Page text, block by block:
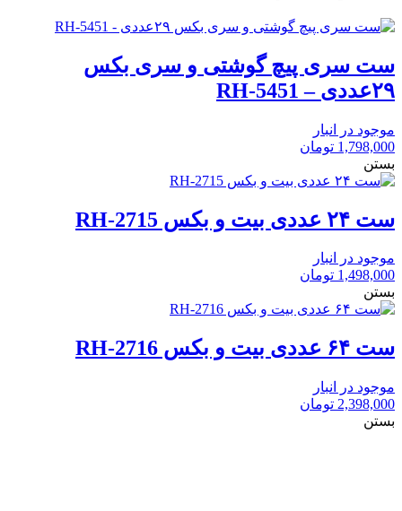
ست سری پیچ گوشتی و سری بکس
۲۹عددی – RH-5451
موجود در انبار
1,798,000 تومان
بستن
ست ۲۴ عددی بیت و بکس RH-2715
موجود در انبار
1,498,000 تومان
بستن
ست ۶۴ عددی بیت و بکس RH-2716
موجود در انبار
2,398,000 تومان
بستن